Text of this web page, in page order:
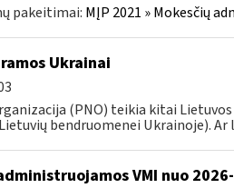
pakeitimai: MĮP 2021 » Mokesčių
Ukrainai
(PNO) teikia kitai
bendruomenei Ukrainoje). Ar
VMI nuo